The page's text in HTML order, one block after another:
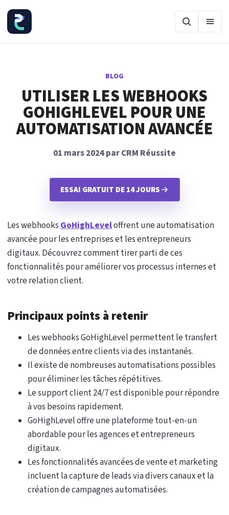
BLOG
UTILISER LES WEBHOOKS
GOHIGHLEVEL POUR UNE
AUTOMATISATION AVANCÉE
01 mars 2024 par CRM Réussite
ESSAI GRATUIT DE 14 JOURS
Les webhooksGoHighLeveloffrent une automatisation
avancée pour les entreprises et les entrepreneurs
digitaux. Découvrez comment tirer parti de ces
fonctionnalités pour améliorer vos processus internes et
votre relation client.
Principaux points à retenir
Les webhooks GoHighLevel permettent le transfert
de données entre clients via des instantanés.
Il existe de nombreuses automatisations possibles
pour éliminer les tâches répétitives.
Le support client 24/7 est disponible pour répondre
à vos besoins rapidement.
GoHighLevel offre une plateforme tout-en-un
abordable pour les agences et entrepreneurs
digitaux.
Les fonctionnalités avancées de vente et marketing
incluent la capture de leads via divers canaux et la
création de campagnes automatisées.